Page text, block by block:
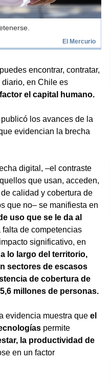
El Mercurio
encontrar, contratar,
diario, en Chile es
el capital humano.
los avances de la
evidencian la brecha
digital, –el contraste
que usan, acceden,
calidad y cobertura de
que no– se manifiesta en
uso que se le da al
falta de competencias
significativo, en
lo largo del territorio,
sectores de escasos
de cobertura de
millones de personas.
evidencia muestra queel
permite
la productividad de
en un factor